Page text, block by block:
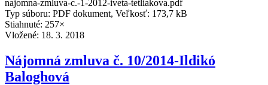
najomna-zmluva-c.-1-2012-iveta-tetliakova.pdf
Typ súboru: PDF dokument, Veľkosť: 173,7 kB
Stiahnuté: 257×
Vložené: 18. 3. 2018
Nájomná zmluva č. 10/2014-Ildikó
Baloghová